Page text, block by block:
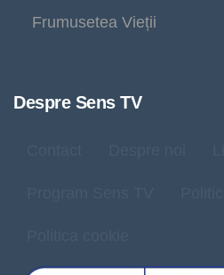
Frumusetea Vieții
Despre Sens TV